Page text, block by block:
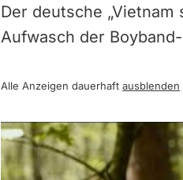
Der deutsche
Aufwasch der
Alle Anzeigen dauerhaftausblenden